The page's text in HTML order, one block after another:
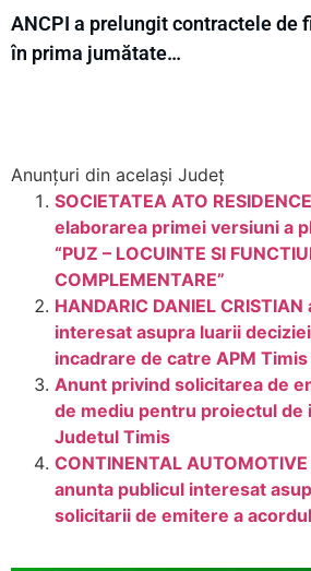
ANCPI a prelungit contractele de
în prima jumătate…
Anunțuri din același Județ
SOCIETATEA ATO
elaborarea primei versiuni a
“PUZ – LOCUINTE SI
COMPLEMENTARE”
HANDARIC DANIEL
interesat asupra luarii
incadrare de catre APM Timis
Anunt privind solicitarea de
de mediu pentru proiectul de
Judetul Timis
CONTINENTAL
anunta publicul interesat
solicitarii de emitere a